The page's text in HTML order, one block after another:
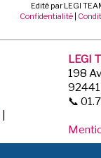
Edité par LEGI
Confidentialité
LEGI
198
92441
📞